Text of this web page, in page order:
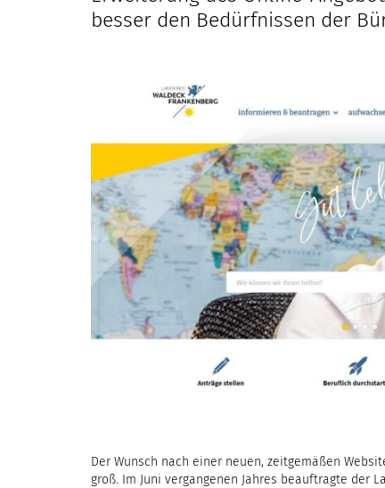
besser den Bedürfnissen der
Der Wunsch nach einer neuen, zeitgemäßen
groß. Im Juni vergangenen Jahres beauftragte der